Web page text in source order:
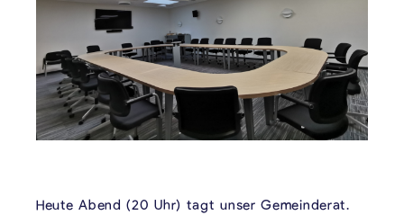
Heute Abend (20 Uhr) tagt unser Gemeinderat.